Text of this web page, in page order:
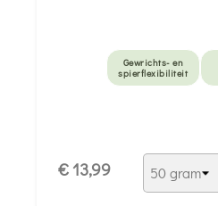
Gewrichts- en
spierflexibiliteit
€ 13,99